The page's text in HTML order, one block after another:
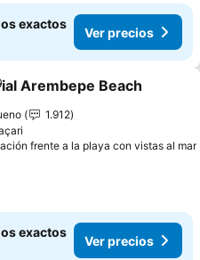
exactos
Ver precios
a favoritos
Arembepe Beach
1.912
frente a la playa con vistas al mar
exactos
Ver precios